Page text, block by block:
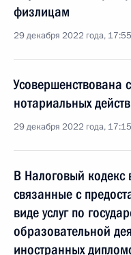
физлицам
29 декабря 2022 года, 17:55
Усовершенствована
нотариальных
29 декабря 2022 года, 17:15
В Налоговый кодекс
связанные с
виде услуг по
образовательной
иностранных